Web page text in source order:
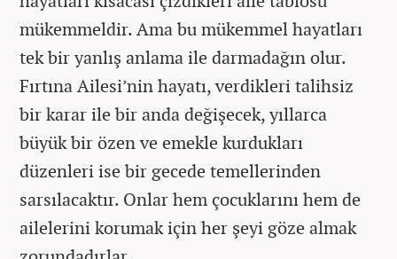
mükemmeldir. Ama bu mükemmel hayatları
tek bir yanlış anlama ile darmadağın olur.
Fırtına Ailesi’nin hayatı, verdikleri talihsiz
bir karar ile bir anda değişecek, yıllarca
büyük bir özen ve emekle kurdukları
düzenleri ise bir gecede temellerinden
sarsılacaktır. Onlar hem çocuklarını hem de
ailelerini korumak için her şeyi göze almak